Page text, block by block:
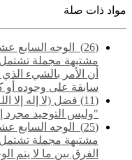
مواد ذات صلة
(26) ‌‌ الوجه السابع
مشتبهة مجملة
أن الأمر بالشيء
سابقة على وجوده أو
(11) فضل (لا إله
"وليس التوحيد مجرد
(25) ‌‌ الوجه السابع
مشتبهة مجملة
الفرق بين ما لا يتم